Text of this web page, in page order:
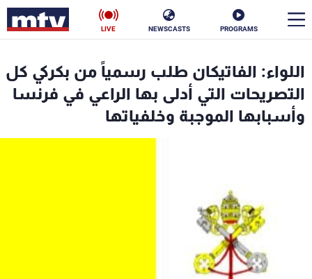
PROGRAMS
NEWSCASTS
LIVE
اللواء: الفاتيكان طلب رسمياً من بكركي كل
التصريحات التي أدلى بها الراعي في فرنسا
وأسبابها الموجبة وخلفياتها
الأخبار
سياسة ناس
كأس العالم